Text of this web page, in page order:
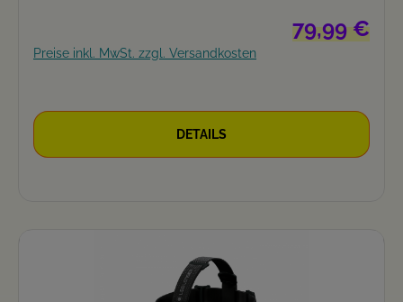
Regulärer
79,99 €
Preise inkl. MwSt. zzgl. Versandkosten
DETAILS